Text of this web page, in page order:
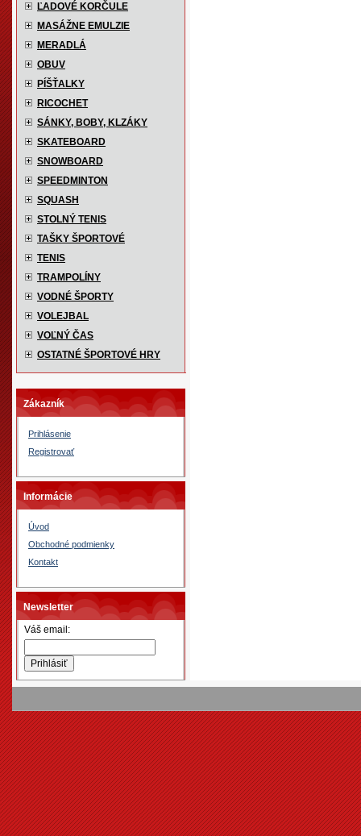
ĽADOVÉ KORČULE
MASÁŽNE EMULZIE
MERADLÁ
OBUV
PÍŠŤALKY
RICOCHET
SÁNKY, BOBY, KLZÁKY
SKATEBOARD
SNOWBOARD
SPEEDMINTON
SQUASH
STOLNÝ TENIS
TAŠKY ŠPORTOVÉ
TENIS
TRAMPOLÍNY
VODNÉ ŠPORTY
VOLEJBAL
VOĽNÝ ČAS
OSTATNÉ ŠPORTOVÉ HRY
Zákazník
Prihlásenie
Registrovať
Informácie
Úvod
Obchodné podmienky
Kontakt
Newsletter
Váš email: